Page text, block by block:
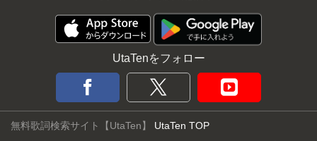
UtaTenをフォロー
無料歌詞検索サイト【UtaTen】 UtaTen TOP